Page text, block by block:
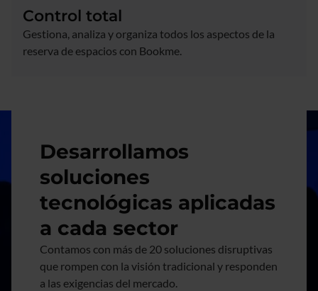
Control total
Gestiona, analiza y organiza todos los aspectos de la
reserva de espacios con Bookme.
Desarrollamos
soluciones
tecnológicas aplicadas
a cada sector
Contamos con más de 20 soluciones disruptivas
que rompen con la visión tradicional y responden
a las exigencias del mercado.